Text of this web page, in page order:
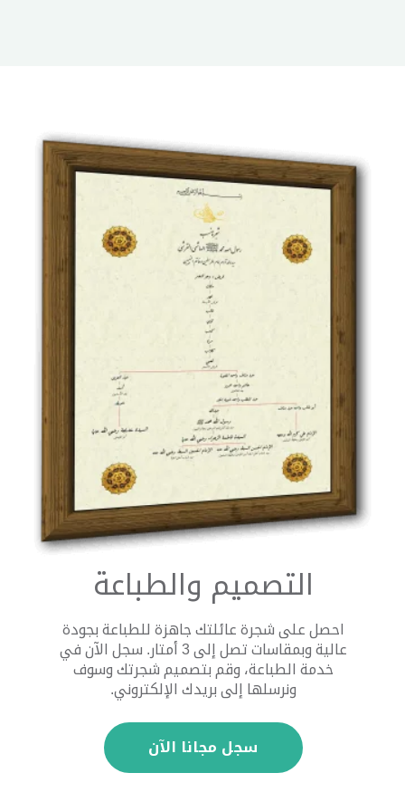
التصميم والطباعة
احصل على شجرة عائلتك جاهزة للطباعة بجودة
عالية وبمقاسات تصل إلى 3 أمتار. سجل الآن في
خدمة الطباعة، وقم بتصميم شجرتك وسوف
ونرسلها إلى بريدك الإلكتروني.
سجل مجانا الآن